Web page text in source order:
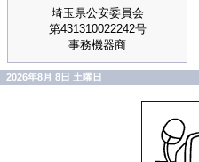
埼玉県公安委員会
第431310022242号
事務機器商
2026年8月 8日 土曜日